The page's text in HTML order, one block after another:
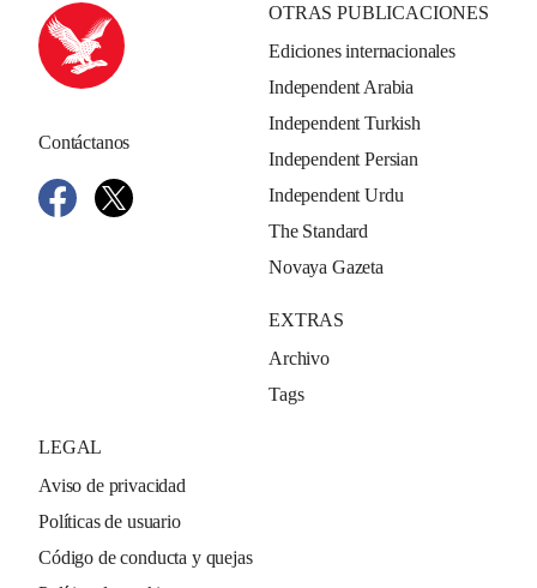
Contáctanos
OTRAS PUBLICACIONES
Ediciones internacionales
Independent Arabia
Independent Turkish
Independent Persian
Independent Urdu
The Standard
Novaya Gazeta
EXTRAS
Archivo
Tags
LEGAL
Aviso de privacidad
Políticas de usuario
Código de conducta y quejas